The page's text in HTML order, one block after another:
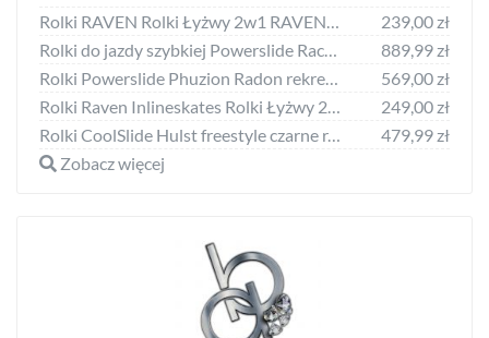
Rolki RAVEN Rolki Łyżwy 2w1 RAVEN Profession Black/Pink 31-35
239,00 zł
Rolki do jazdy szybkiej Powerslide Racing Final 125
889,99 zł
Rolki Powerslide Phuzion Radon rekreacyjne czarne r. 46
569,00 zł
Rolki Raven Inlineskates Rolki Łyżwy 2w1 RAVEN Pulse Black/Cyan 37-40
249,00 zł
Rolki CoolSlide Hulst freestyle czarne r. 38
479,99 zł
Zobacz więcej